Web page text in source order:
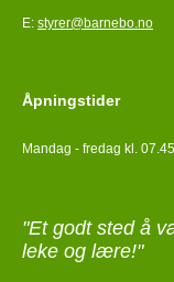
E: styrer@barnebo.no
Åpningstider
Mandag - fredag kl.
"Et godt sted å
leke og lære!"